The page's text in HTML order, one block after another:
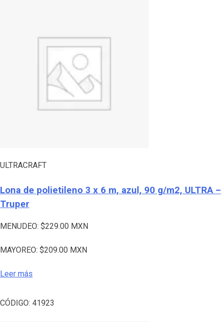
ULTRACRAFT
Lona de polietileno 3 x 6 m, azul, 90 g/m2, ULTRA –
Truper
MENUDEO: $229.00 MXN
MAYOREO: $209.00 MXN
Leer más
CÓDIGO: 41923